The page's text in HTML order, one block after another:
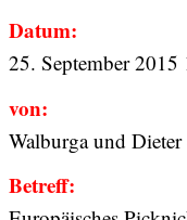
Datum:
25. September 2015
von:
Walburga und
Betreff: